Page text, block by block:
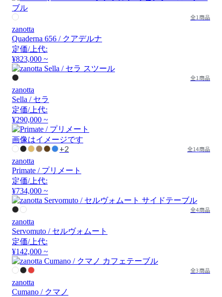
全1商品
zanotta
Quaderna 656 / クアデルナ
定価/上代:
¥823,000 ~
全1商品
zanotta
Sella / セラ
定価/上代:
¥290,000 ~
画像はイメージです
+2 全14商品
zanotta
Primate / プリメート
定価/上代:
¥734,000 ~
全4商品
zanotta
Servomuto / セルヴォムート
定価/上代:
¥142,000 ~
全3商品
zanotta
Cumano / クマノ